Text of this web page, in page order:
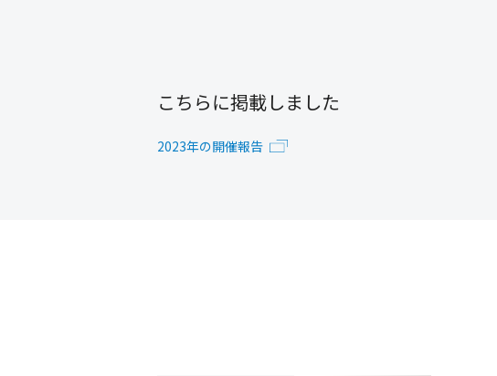
こちらに掲載しました
2023年の開催報告